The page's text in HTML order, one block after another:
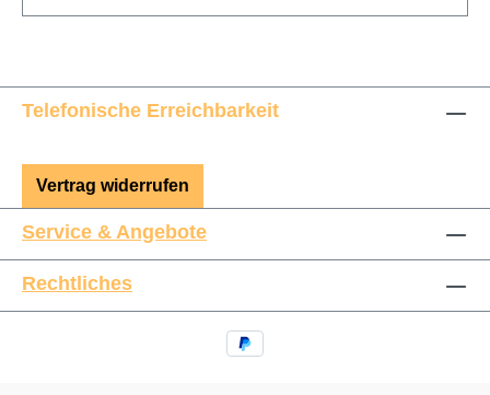
Telefonische Erreichbarkeit
Vertrag widerrufen
Service & Angebote
Rechtliches